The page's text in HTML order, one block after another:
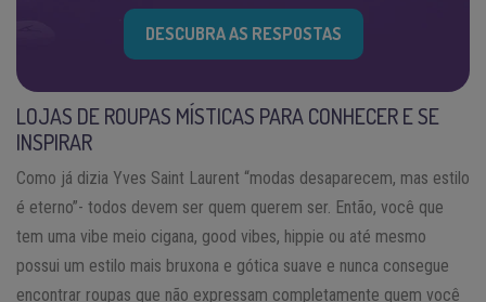
DESCUBRA AS RESPOSTAS
LOJAS DE ROUPAS MÍSTICAS PARA CONHECER E SE
INSPIRAR
Como já dizia Yves Saint Laurent “modas desaparecem, mas estilo
é eterno”- todos devem ser quem querem ser. Então, você que
tem uma vibe meio cigana, good vibes, hippie ou até mesmo
possui um estilo mais bruxona e gótica suave e nunca consegue
encontrar roupas que não expressam completamente quem você